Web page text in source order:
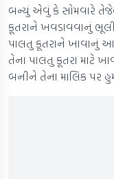
બન્યું એવું કે સોમવારે
કૂતરાને ખવડાવવાનું
પાલતુ કૂતરાને ખાવાનું
તેના પાલતુ કૂતરા માટે
બનીને તેના માલિક પર